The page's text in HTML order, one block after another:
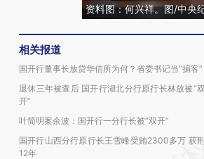
资料图：何兴祥。图/中央
相关报道
国开行董事长放贷华信所为何？省委书记当“掮客”
退休三年被查后 国开行湖北分行原行长林放被“双
开”
叶简明案余波：国开行一分行长被“双开”
国开行山西分行原行长王雪峰受贿2300多万 获刑
12年